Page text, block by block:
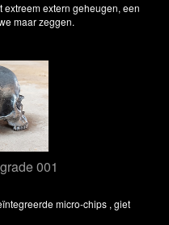
extern geheugen, een
maar zeggen.
001
micro-chips , giet